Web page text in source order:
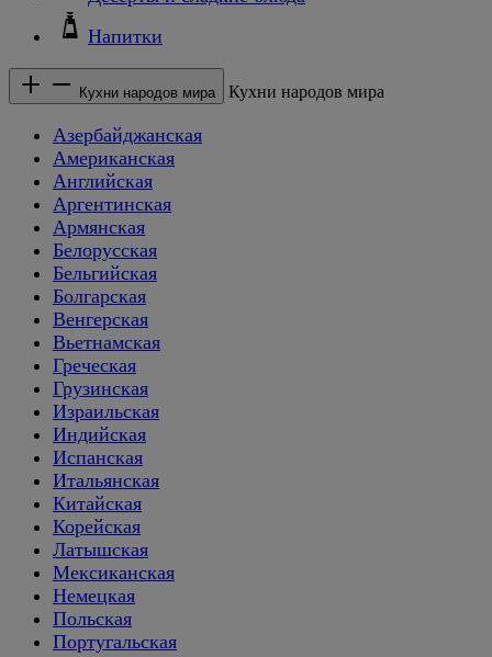
Напитки
Кухни народов мира Кухни народов мира
Азербайджанская
Американская
Английская
Аргентинская
Армянская
Белорусская
Бельгийская
Болгарская
Венгерская
Вьетнамская
Греческая
Грузинская
Израильская
Индийская
Испанская
Итальянская
Китайская
Корейская
Латышская
Мексиканская
Немецкая
Польская
Португальская